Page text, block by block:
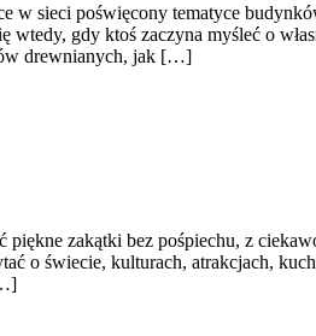
sieci poświęcony tematyce
gdy ktoś zaczyna myśleć o
drewnianych, jak […]
zakątki bez pośpiechu, z
o świecie, kulturach, atrakcjach,